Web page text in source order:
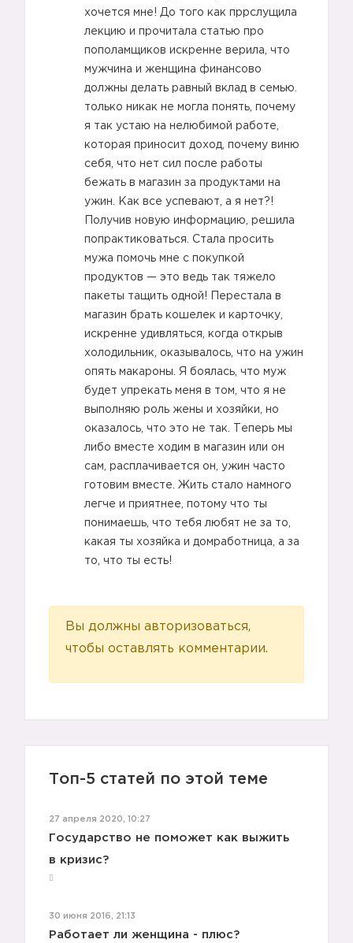
😕
😕
😩
😫
😖
😠
😡
хочется мне! До того как пррслущила
лекцию и прочитала статью про
пополамщиков искренне верила, что
мужчина и женщина финансово
должны делать равный вклад в семью.
только никак не могла понять, почему
я так устаю на нелюбимой работе,
которая приносит доход, почему виню
себя, что нет сил после работы
бежать в магазин за продуктами на
ужин. Как все успевают, а я нет?!
Получив новую информацию, решила
попрактиковаться. Стала просить
мужа помочь мне с покупкой
продуктов — это ведь так тяжело
пакеты тащить одной! Перестала в
магазин брать кошелек и карточку,
искренне удивляться, когда открыв
холодильник, оказывалось, что на ужин
опять макароны. Я боялась, что муж
будет упрекать меня в том, что я не
выполняю роль жены и хозяйки, но
оказалось, что это не так. Теперь мы
либо вместе ходим в магазин или он
сам, расплачивается он, ужин часто
готовим вместе. Жить стало намного
легче и приятнее, потому что ты
понимаешь, что тебя любят не за то,
какая ты хозяйка и домработница, а за
то, что ты есть!
Вы должны авторизоваться,
чтобы оставлять комментарии.
Топ-5 статей по этой теме
27 апреля 2020, 10:27
Государство не поможет как выжить
в кризис?
30 июня 2016, 21:13
Работает ли женщина - плюс?